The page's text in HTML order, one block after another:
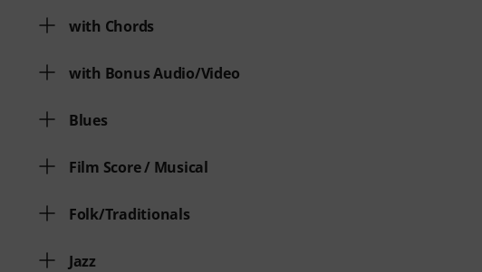
with Chords
with Bonus Audio/Video
Blues
Film Score / Musical
Folk/Traditionals
Jazz